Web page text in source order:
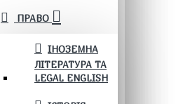
ПРАВО
ІНОЗЕМНА
ЛІТЕРАТУРА ТА
LEGAL ENGLISH